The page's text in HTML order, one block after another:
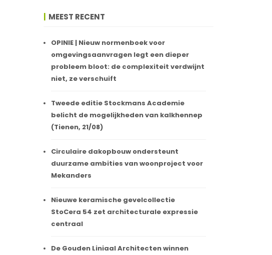
MEEST RECENT
OPINIE | Nieuw normenboek voor
omgevingsaanvragen legt een dieper
probleem bloot: de complexiteit verdwijnt
niet, ze verschuift
Tweede editie Stockmans Academie
belicht de mogelijkheden van kalkhennep
(Tienen, 21/08)
Circulaire dakopbouw ondersteunt
duurzame ambities van woonproject voor
Mekanders
Nieuwe keramische gevelcollectie
StoCera 54 zet architecturale expressie
centraal
De Gouden Liniaal Architecten winnen